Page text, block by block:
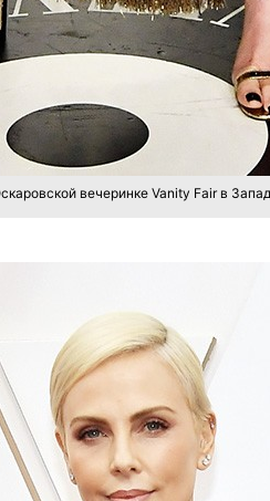
вечеринке Vanity Fair в